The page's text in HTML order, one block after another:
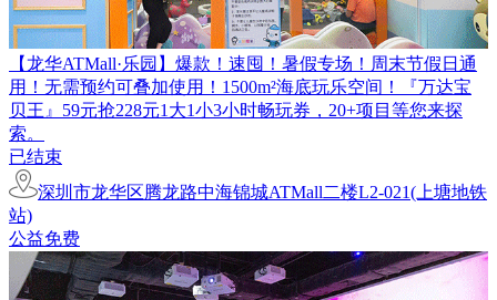
【龙华ATMall·乐园】爆款！速囤！暑假专场！周末节假日通
用！无需预约可叠加使用！1500m²海底玩乐空间！『万达宝
贝王』59元抢228元1大1小3小时畅玩券，20+项目等您来探
索。
已结束
深圳市龙华区腾龙路中海锦城ATMall二楼L2-021(上塘地铁
站)
公益免费